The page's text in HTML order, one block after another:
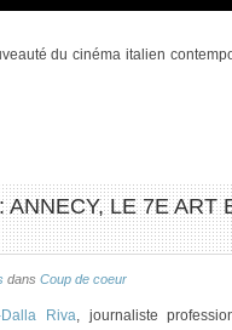
du cinéma italien
LE 7E ART
dans Coup de coeur
Dalla Riva, journaliste